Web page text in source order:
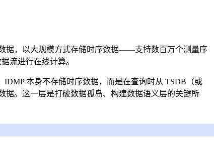
据，以大规模方式存储时序数据——支持数百万个测量序
流进行在线计算。
本身不存储时序数据，而是在查询时从 TSDB（或
据。这一层是打破数据孤岛、构建数据语义层的关键所